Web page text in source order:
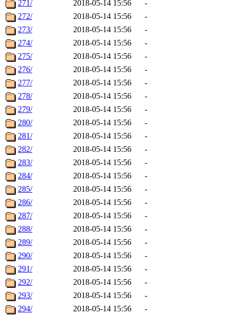
271/ 2018-05-14 15:56
-
272/
2018-05-14 15:56
-
273/
2018-05-14 15:56
-
274/
2018-05-14 15:56
-
275/
2018-05-14 15:56
-
276/
2018-05-14 15:56
-
277/
2018-05-14 15:56
-
278/
2018-05-14 15:56
-
279/
2018-05-14 15:56
-
280/
2018-05-14 15:56
-
281/
2018-05-14 15:56
-
282/
2018-05-14 15:56
-
283/
2018-05-14 15:56
-
284/
2018-05-14 15:56
-
285/
2018-05-14 15:56
-
286/
2018-05-14 15:56
-
287/
2018-05-14 15:56
-
288/
2018-05-14 15:56
-
289/
2018-05-14 15:56
-
290/
2018-05-14 15:56
-
291/
2018-05-14 15:56
-
292/
2018-05-14 15:56
-
293/
2018-05-14 15:56
-
294/
2018-05-14 15:56
-